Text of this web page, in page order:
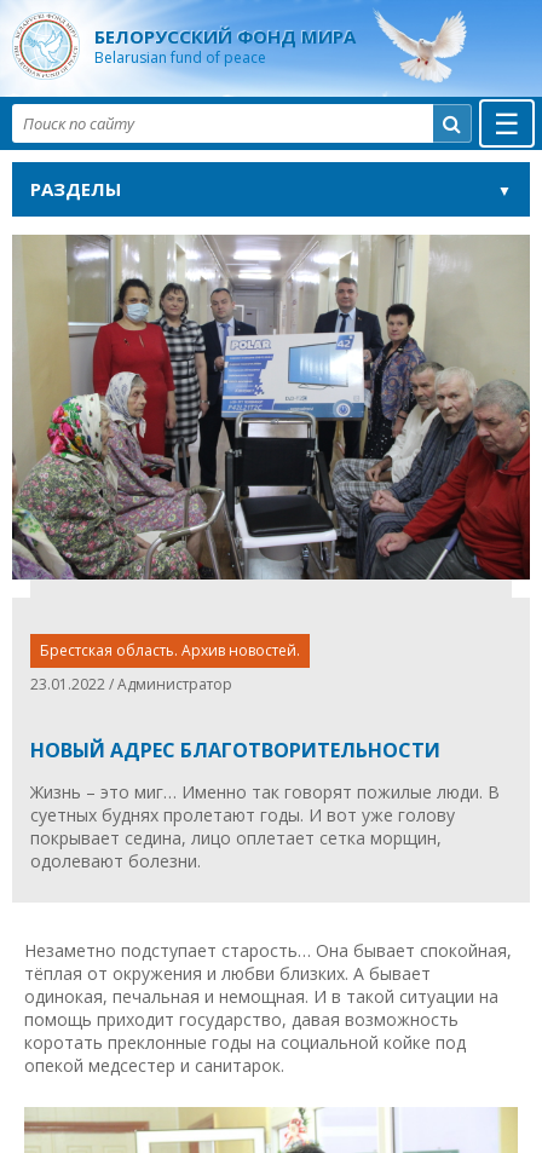
БЕЛОРУССКИЙ ФОНД МИРА
Belarusian fund of peace
☰

РАЗДЕЛЫ
Брестская область. Архив новостей.
23.01.2022 / Администратор
НОВЫЙ АДРЕС БЛАГОТВОРИТЕЛЬНОСТИ
Жизнь – это миг… Именно так говорят пожилые люди. В
суетных буднях пролетают годы. И вот уже голову
покрывает седина, лицо оплетает сетка морщин,
одолевают болезни.
Незаметно подступает старость… Она бывает спокойная,
тёплая от окружения и любви близких. А бывает
одинокая, печальная и немощная. И в такой ситуации на
помощь приходит государство, давая возможность
коротать преклонные годы на социальной койке под
опекой медсестер и санитарок.